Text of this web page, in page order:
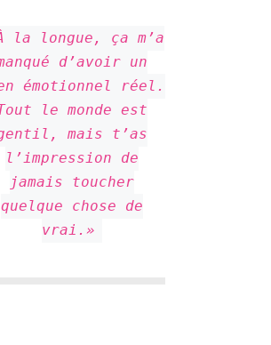
la longue, ça m’a
d’avoir un
émotionnel réel.
le monde est
mais t’as
l’impression de
jamais toucher
quelque chose de
vrai.»